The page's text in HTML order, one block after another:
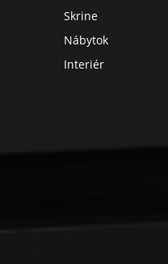
Skrine
Nábytok
Interiér